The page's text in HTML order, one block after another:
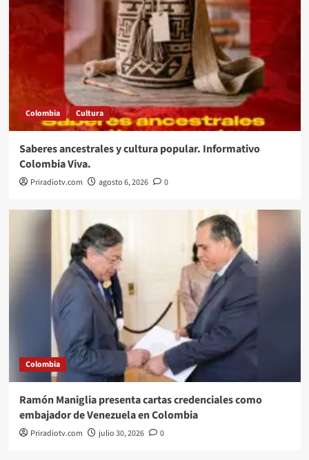
Colombia Cultura
Saberes ancestrales y cultura popular. Informativo
Colombia Viva.
Priradiotv.com agosto 6, 2026 0
Colombia
Ramón Maniglia presenta cartas credenciales como
embajador de Venezuela en Colombia
Priradiotv.com julio 30, 2026 0